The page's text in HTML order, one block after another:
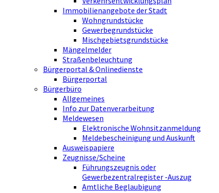
Immobilienangebote der Stadt
Wohngrundstücke
Gewerbegrundstücke
Mischgebietsgrundstücke
Mängelmelder
Straßenbeleuchtung
Bürgerportal & Onlinedienste
Bürgerportal
Bürgerbüro
Allgemeines
Info zur Datenverarbeitung
Meldewesen
Elektronische Wohnsitzanmeldung
Meldebescheinigung und Auskunft
Ausweispapiere
Zeugnisse/Scheine
Führungszeugnis oder
Gewerbezentralregister -Auszug
Amtliche Beglaubigung